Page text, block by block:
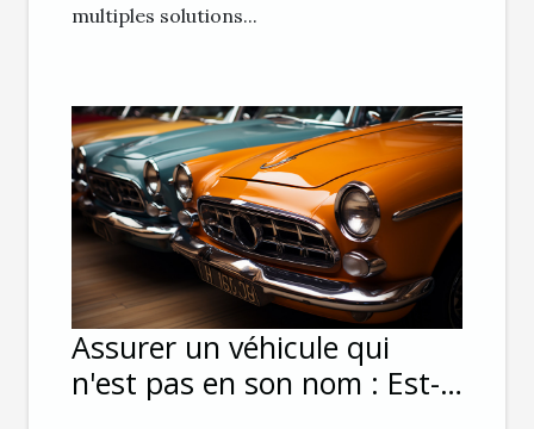
multiples solutions...
Assurer un véhicule qui
n'est pas en son nom : Est-